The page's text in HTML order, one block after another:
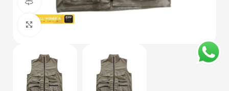
Haga Click para agrandar